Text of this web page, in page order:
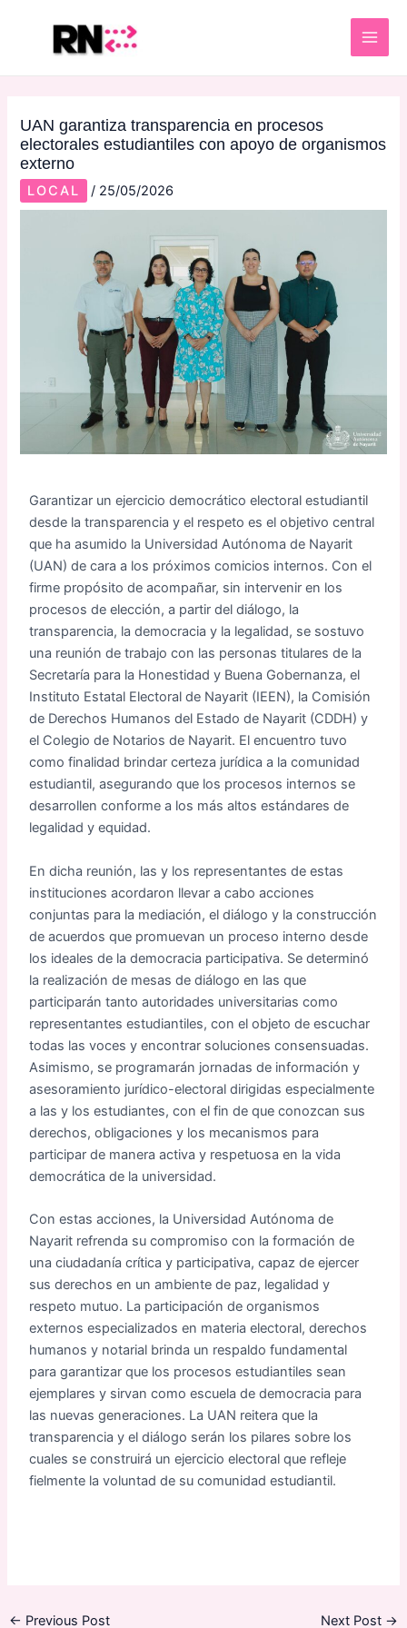
UAN garantiza transparencia en procesos
electorales estudiantiles con apoyo de organismos
externo
LOCAL / 25/05/2026
Garantizar un ejercicio democrático electoral estudiantil
desde la transparencia y el respeto es el objetivo central
que ha asumido la Universidad Autónoma de Nayarit
(UAN) de cara a los próximos comicios internos. Con el
firme propósito de acompañar, sin intervenir en los
procesos de elección, a partir del diálogo, la
transparencia, la democracia y la legalidad, se sostuvo
una reunión de trabajo con las personas titulares de la
Secretaría para la Honestidad y Buena Gobernanza, el
Instituto Estatal Electoral de Nayarit (IEEN), la Comisión
de Derechos Humanos del Estado de Nayarit (CDDH) y
el Colegio de Notarios de Nayarit. El encuentro tuvo
como finalidad brindar certeza jurídica a la comunidad
estudiantil, asegurando que los procesos internos se
desarrollen conforme a los más altos estándares de
legalidad y equidad.
En dicha reunión, las y los representantes de estas
instituciones acordaron llevar a cabo acciones
conjuntas para la mediación, el diálogo y la construcción
de acuerdos que promuevan un proceso interno desde
los ideales de la democracia participativa. Se determinó
la realización de mesas de diálogo en las que
participarán tanto autoridades universitarias como
representantes estudiantiles, con el objeto de escuchar
todas las voces y encontrar soluciones consensuadas.
Asimismo, se programarán jornadas de información y
asesoramiento jurídico-electoral dirigidas especialmente
a las y los estudiantes, con el fin de que conozcan sus
derechos, obligaciones y los mecanismos para
participar de manera activa y respetuosa en la vida
democrática de la universidad.
Con estas acciones, la Universidad Autónoma de
Nayarit refrenda su compromiso con la formación de
una ciudadanía crítica y participativa, capaz de ejercer
sus derechos en un ambiente de paz, legalidad y
respeto mutuo. La participación de organismos
externos especializados en materia electoral, derechos
humanos y notarial brinda un respaldo fundamental
para garantizar que los procesos estudiantiles sean
ejemplares y sirvan como escuela de democracia para
las nuevas generaciones. La UAN reitera que la
transparencia y el diálogo serán los pilares sobre los
cuales se construirá un ejercicio electoral que refleje
fielmente la voluntad de su comunidad estudiantil.
navigation
← Previous Post Next Post →